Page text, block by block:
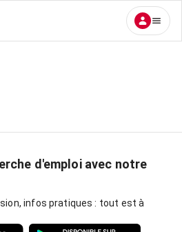
d'emploi avec notre
infos pratiques : tout est à